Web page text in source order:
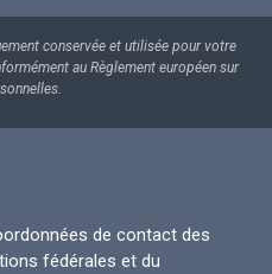
conservée et utilisée pour votre
au Règlement européen sur
de contact des
fédérales et du